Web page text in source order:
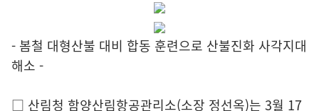
- 봄철 대형산불 대비 합동 훈련으로 산불진화 사각지대
해소 -
□ 산림청 함양산림항공관리소(소장 정선옥)는 3월 17